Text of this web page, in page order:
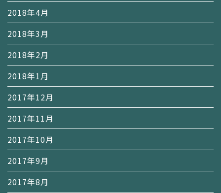
2018年4月
2018年3月
2018年2月
2018年1月
2017年12月
2017年11月
2017年10月
2017年9月
2017年8月